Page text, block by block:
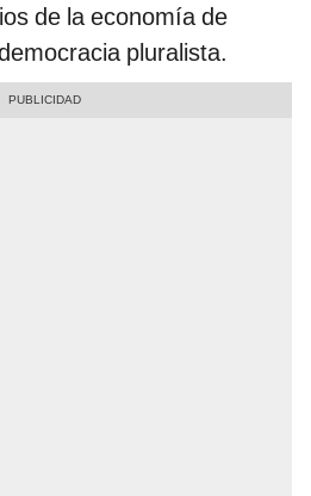
de la economía de
pluralista.